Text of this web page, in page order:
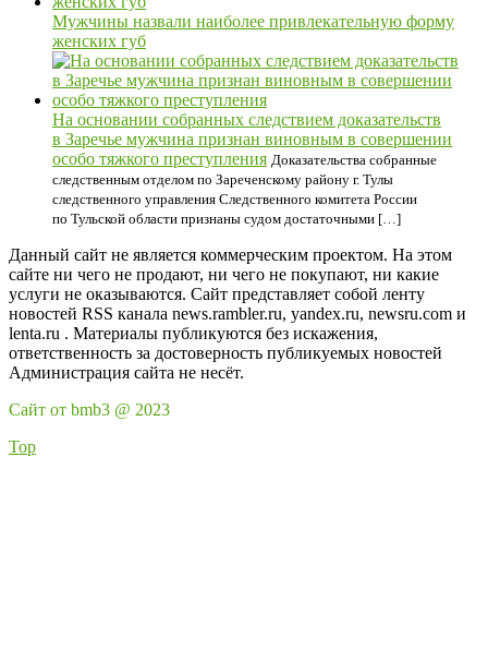
Мужчины назвали наиболее привлекательную форму
женских губ
На основании собранных следствием доказательств
в Заречье мужчина признан виновным в совершении
особо тяжкого преступления Доказательства собранные
следственным отделом по Зареченскому району г. Тулы
следственного управления Следственного комитета России
по Тульской области признаны судом достаточными […]
Данный сайт не является коммерческим проектом. На этом
сайте ни чего не продают, ни чего не покупают, ни какие
услуги не оказываются. Сайт представляет собой ленту
новостей RSS канала news.rambler.ru, yandex.ru, newsru.com и
lenta.ru . Материалы публикуются без искажения,
ответственность за достоверность публикуемых новостей
Администрация сайта не несёт.
Сайт от bmb3 @ 2023
Top